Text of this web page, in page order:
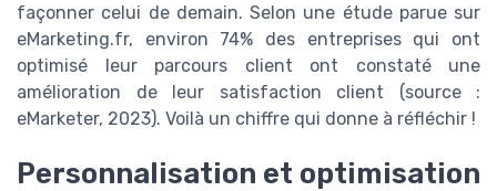
façonner celui de demain. Selon une étude parue sur
eMarketing.fr, environ 74% des entreprises qui ont
optimisé leur parcours client ont constaté une
amélioration de leur satisfaction client (source :
eMarketer, 2023). Voilà un chiffre qui donne à réfléchir !
Personnalisation et optimisation